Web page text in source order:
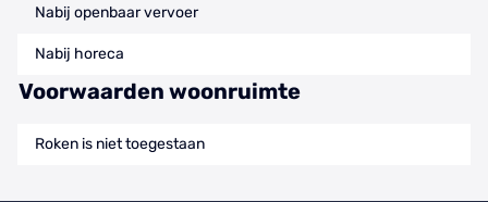
Nabij openbaar vervoer
Nabij horeca
Voorwaarden woonruimte
Roken is niet toegestaan